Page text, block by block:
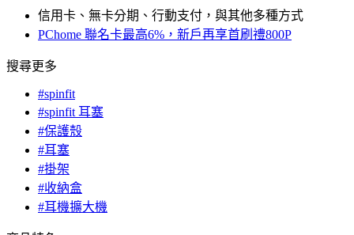
信用卡、無卡分期、行動支付，與其他多種方式
PChome 聯名卡最高6%，新戶再享首刷禮800P
搜尋更多
#spinfit
#spinfit 耳塞
#保護殼
#耳塞
#掛架
#收納盒
#耳機擴大機